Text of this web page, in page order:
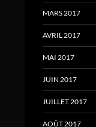
MARS 2017
AVRIL 2017
MAI 2017
JUIN 2017
JUILLET 2017
AOÛT 2017